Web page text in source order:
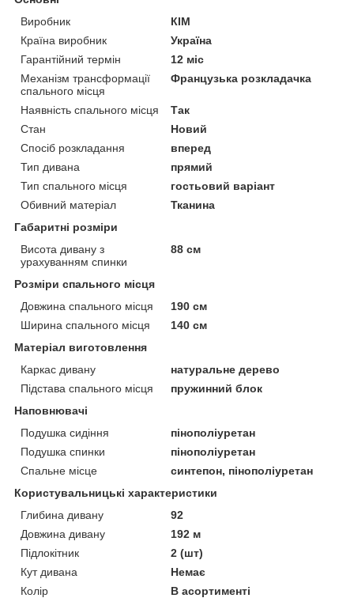
Виробник
КІМ
Країна виробник
Україна
Гарантійний термін
12 міс
Механізм трансформації
спального місця
Французька розкладачка
Наявність спального місця
Так
Стан
Новий
Спосіб розкладання
вперед
Тип дивана
прямий
Тип спального місця
гостьовий варіант
Обивний матеріал
Тканина
Габаритні розміри
Висота дивану з
урахуванням спинки
88 см
Розміри спального місця
Довжина спального місця
190 см
Ширина спального місця
140 см
Матеріал виготовлення
Каркас дивану
натуральне дерево
Підстава спального місця
пружинний блок
Наповнювачі
Подушка сидіння
пінополіуретан
Подушка спинки
пінополіуретан
Спальне місце
синтепон, пінополіуретан
Користувальницькі характеристики
Глибина дивану
92
Довжина дивану
192 м
Підлокітник
2 (шт)
Кут дивана
Немає
Колір
В асортименті